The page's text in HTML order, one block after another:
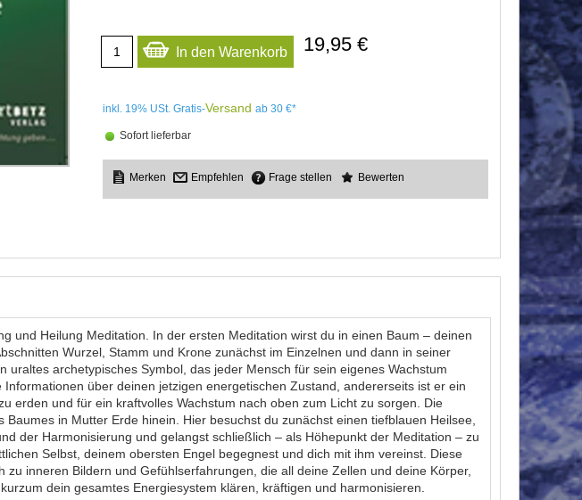
In den Warenkorb 19,95 €
inkl. 19% USt. Gratis-Versand ab 30 €*
Sofort lieferbar
Empfehlen Frage stellen Bewerten
und Heilung Meditation. In der ersten Meditation wirst du in einen Baum – deinen
Wurzel, Stamm und Krone zunächst im Einzelnen und dann in seiner
archetypisches Symbol, das jeder Mensch für sein eigenes Wachstum
über deinen jetzigen energetischen Zustand, andererseits ist er ein
erden und für ein kraftvolles Wachstum nach oben zum Licht zu sorgen. Die
in Mutter Erde hinein. Hier besuchst du zunächst einen tiefblauen Heilsee,
der Harmonisierung und gelangst schließlich – als Höhepunkt der Meditation – zu
Selbst, deinem obersten Engel begegnest und dich mit ihm vereinst. Diese
inneren Bildern und Gefühlserfahrungen, die all deine Zellen und deine Körper,
dein gesamtes Energiesystem klären, kräftigen und harmonisieren.